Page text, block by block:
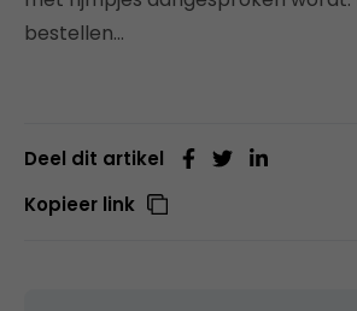
bestellen…
Deel dit artikel
Kopieer link